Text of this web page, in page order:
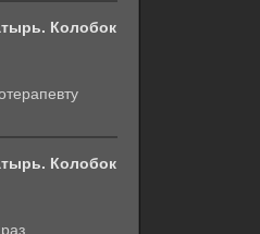
Колобок
Колобок